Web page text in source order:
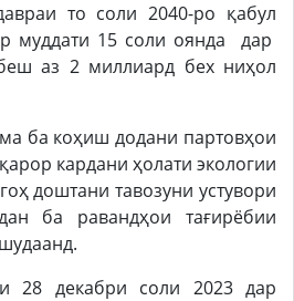
то соли 2040-ро қабул
муддати 15 соли оянда дар
аз 2 миллиард бех ниҳол
ба коҳиш додани партовҳои
кардани ҳолати экологии
доштани тавозуни устувори
ба равандҳои тағирёбии
28 декабри соли 2023 дар